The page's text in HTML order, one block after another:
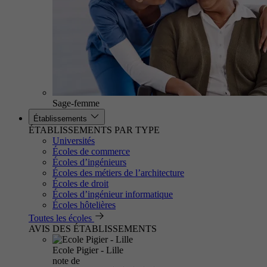
Sage-femme
Établissements
ÉTABLISSEMENTS PAR TYPE
Universités
Écoles de commerce
Écoles d’ingénieurs
Écoles des métiers de l’architecture
Écoles de droit
Écoles d’ingénieur informatique
Écoles hôtelières
Toutes les écoles
AVIS DES ÉTABLISSEMENTS
Ecole Pigier - Lille
note de